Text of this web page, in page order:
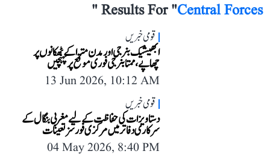
Results For "Central Forces
"
قومی خبریں
ابھیشیک بنرجی اور مدن مترا کے ٹھکانوں پر
چھاپے، ممتا بنرجی فوری موقع پر پہنچیں
13 Jun 2026, 10:12 AM
قومی خبریں
دستاویزات کی حفاظت کے لیے مغربی بنگال کے
سرکاری دفاتر میں مرکزی فورسز تعینات
04 May 2026, 8:40 PM